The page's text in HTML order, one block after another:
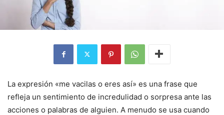
La expresión «me vacilas o eres así» es una frase que
refleja un sentimiento de incredulidad o sorpresa ante las
acciones o palabras de alguien. A menudo se usa cuando